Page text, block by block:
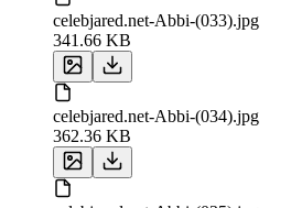
celebjared.net-Abbi-(033).jpg
341.66 KB
celebjared.net-Abbi-(034).jpg
362.36 KB